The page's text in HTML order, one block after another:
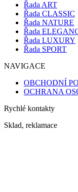
Řada ART
Řada CLASSIC
Řada NATURE
Řada
Řada LUXURY
Řada SPORT
NAVIGACE
OBCHODNÍ
OCHRANA
Rychlé kontakty
Sklad, reklamace